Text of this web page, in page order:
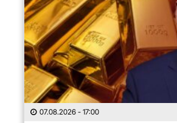
07.08.2026 - 17:00